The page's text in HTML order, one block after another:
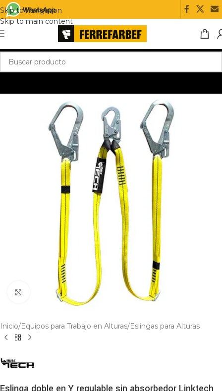
Skip to navigation
Skip to main content
Click to enlarge
Inicio/Equipos para Trabajo en Alturas/Eslingas para Alturas